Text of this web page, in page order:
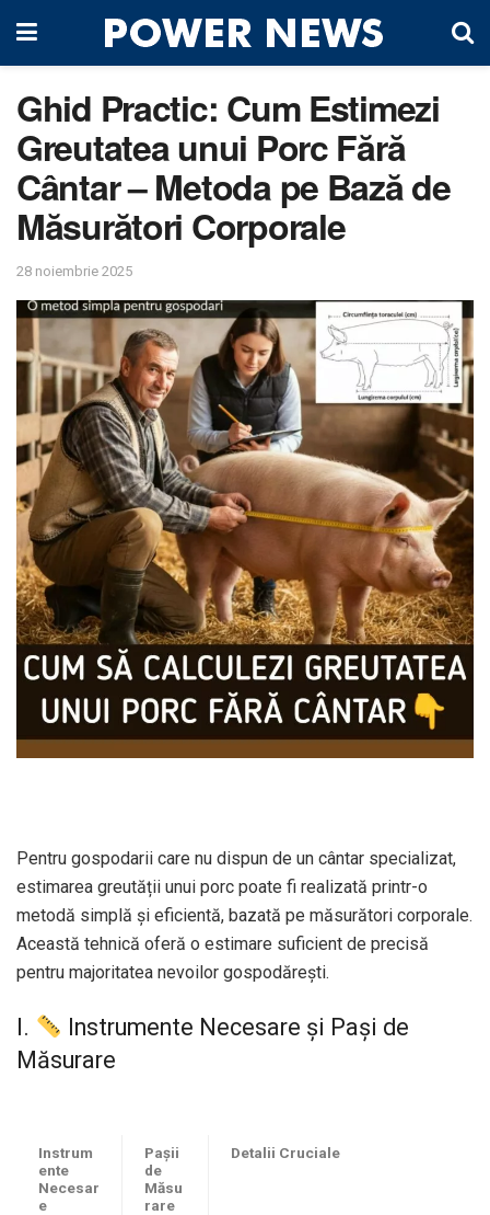
Ghid Practic: Cum Estimezi
Greutatea unui Porc Fără
Cântar – Metoda pe Bază de
Măsurători Corporale
28 noiembrie 2025
Pentru gospodarii care nu dispun de un cântar specializat,
estimarea greutății unui porc poate fi realizată printr-o
metodă simplă și eficientă, bazată pe măsurători corporale.
Această tehnică oferă o estimare suficient de precisă
pentru majoritatea nevoilor gospodărești.
I.
Instrumente Necesare și Pași de
Măsurare
Instrum
ente
Necesar
e
Pașii
de
Măsu
rare
Detalii Cruciale